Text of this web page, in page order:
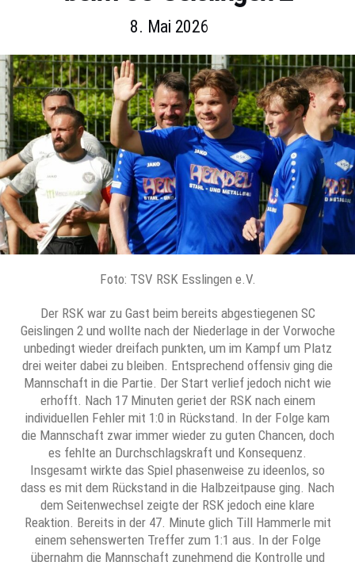
8. Mai 2026
Foto: TSV RSK Esslingen e.V.
Der RSK war zu Gast beim bereits abgestiegenen SC
Geislingen 2 und wollte nach der Niederlage in der Vorwoche
unbedingt wieder dreifach punkten, um im Kampf um Platz
drei weiter dabei zu bleiben. Entsprechend offensiv ging die
Mannschaft in die Partie. Der Start verlief jedoch nicht wie
erhofft. Nach 17 Minuten geriet der RSK nach einem
individuellen Fehler mit 1:0 in Rückstand. In der Folge kam
die Mannschaft zwar immer wieder zu guten Chancen, doch
es fehlte an Durchschlagskraft und Konsequenz.
Insgesamt wirkte das Spiel phasenweise zu ideenlos, so
dass es mit dem Rückstand in die Halbzeitpause ging. Nach
dem Seitenwechsel zeigte der RSK jedoch eine klare
Reaktion. Bereits in der 47. Minute glich Till Hammerle mit
einem sehenswerten Treffer zum 1:1 aus. In der Folge
übernahm die Mannschaft zunehmend die Kontrolle und